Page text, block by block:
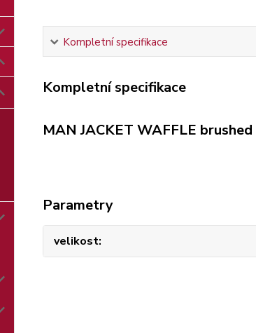
Kompletní specifikace
Kompletní specifikace
MAN JACKET WAFFLE brushed
Parametry
velikost